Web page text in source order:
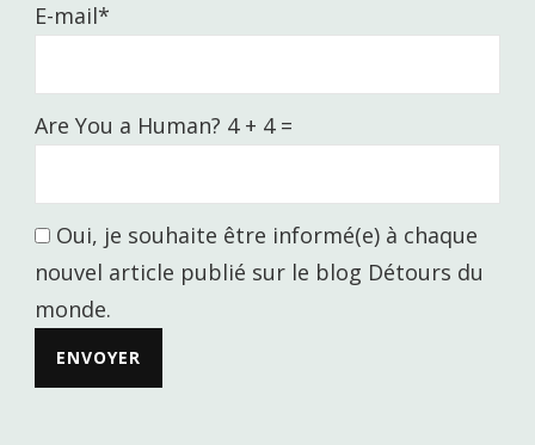
E-mail*
Are You a Human? 4 + 4 =
Oui, je souhaite être informé(e) à chaque
nouvel article publié sur le blog Détours du
monde.